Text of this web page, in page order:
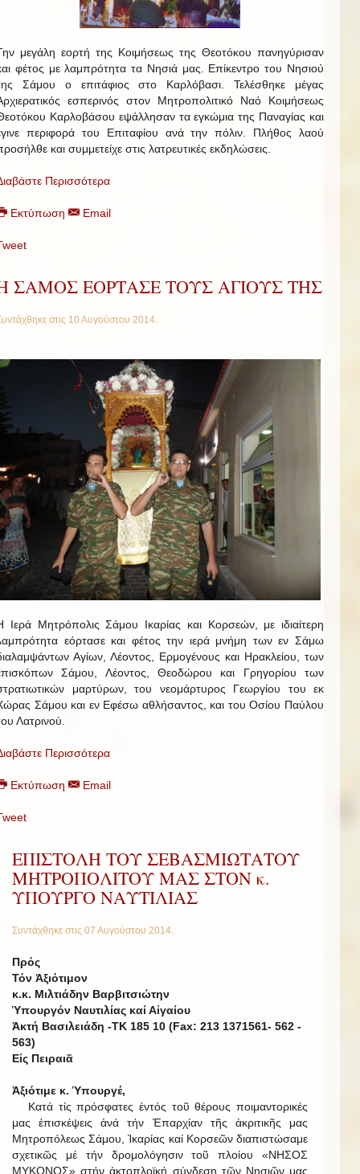
μεγάλη εορτή της Κοιμήσεως της Θεοτόκου πανηγύρισαν
φέτος με λαμπρότητα τα Νησιά μας. Επίκεντρο του Νησιού
Σάμου ο επιτάφιος στο Καρλόβασι. Τελέσθηκε μέγας
εσπερινός στον Μητροπολιτικό Ναό Κοιμήσεως
Καρλοβάσου εψάλλησαν τα εγκώμια της Παναγίας και
περιφορά του Επιταφίου ανά την πόλιν. Πλήθος λαού
και συμμετείχε στις λατρευτικές εκδηλώσεις.
Περισσότερα
Εκτύπωση Email
ΣΑΜΟΣ ΕΟΡΤΑΣΕ ΤΟΥΣ ΑΓΙΟΥΣ ΤΗΣ
στις 10 Αυγούστου 2014
Ιερά Μητρόπολις Σάμου Ικαρίας και Κορσεών, με ιδιαίτερη
εόρτασε και φέτος την ιερά μνήμη των εν Σάμω
Αγίων, Λέοντος, Ερμογένους και Ηρακλείου, των
Σάμου, Λέοντος, Θεοδώρου και Γρηγορίου των
μαρτύρων, του νεομάρτυρος Γεωργίου του εκ
Σάμου και εν Εφέσω αθλήσαντος, και του Οσίου Παύλου
Λατρινού.
Περισσότερα
Εκτύπωση Email
ΕΠΙΣΤΟΛΗ ΤΟΥ ΣΕΒΑΣΜΙΩΤΑΤΟΥ
ΜΗΤΡΟΠΟΛΙΤΟΥ ΜΑΣ ΣΤΟΝ κ.
ΥΠΟΥΡΓΟ ΝΑΥΤΙΛΙΑΣ
Συντάχθηκε στις 07 Αυγούστου 2014
Πρός
Τόν Ἀξιότιμον
κ.κ. Μιλτιάδην Βαρβιτσιώτην
Ὑπουργόν Ναυτιλίας καί Αἰγαίου
Ἀκτή Βασιλειάδη -ΤΚ 185 10 (Fax: 213 1371561- 562 -
563)
Εἰς Πειραιᾶ
Ἀξιότιμε κ. Ὑπουργέ,
Κατά τίς πρόσφατες ἐντός τοῦ θέρους ποιμαντορικές
μας ἐπισκέψεις ἀνά τήν Ἐπαρχίαν τῆς ἀκριτικῆς μας
Μητροπόλεως Σάμου, Ἰκαρίας καί Κορσεῶν διαπιστώσαμε
σχετικῶς μέ τήν δρομολόγησιν τοῦ πλοίου «ΝΗΣΟΣ
ΜΥΚΟΝΟΣ» στήν ἀκτοπλοϊκή σύνδεση τῶν Νησιῶν μας